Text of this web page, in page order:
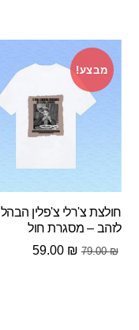
מבצע!
חולצת צ'רלי צ'פלין
לזהב – מסגרת חול
79.00₪
המחיר
59.00 ₪